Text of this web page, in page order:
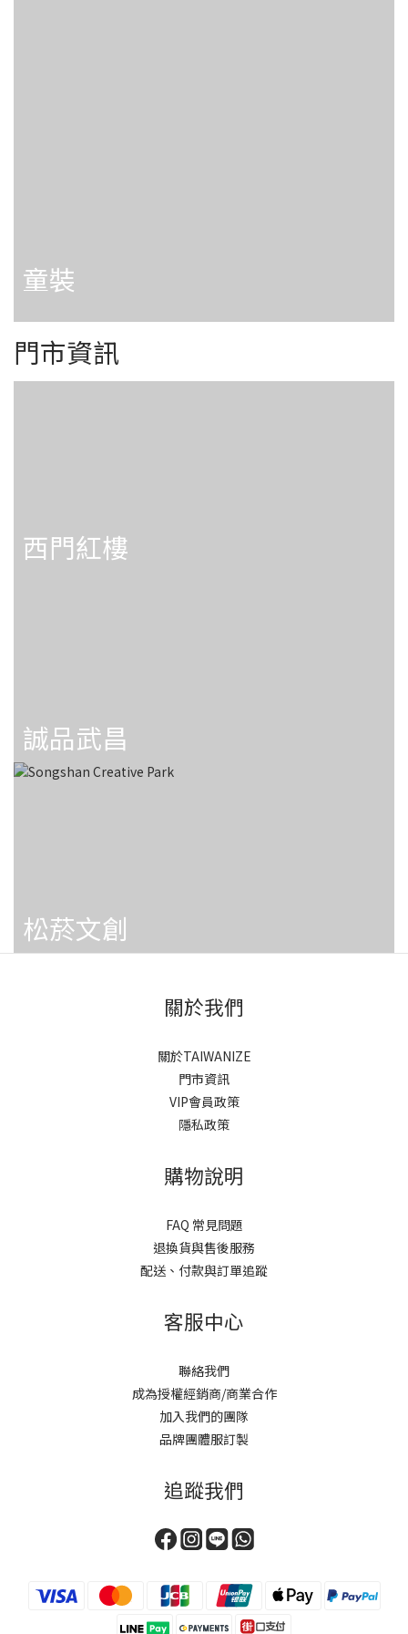
童裝
門市資訊
西門紅樓
誠品武昌
松菸文創
關於我們
關於TAIWANIZE
門市資訊
VIP會員政策
隱私政策
購物說明
FAQ 常見問題
退換貨與售後服務
配送、付款與訂單追蹤
客服中心
聯絡我們
成為授權經銷商/商業合作
加入我們的團隊
品牌團體服訂製
追蹤我們